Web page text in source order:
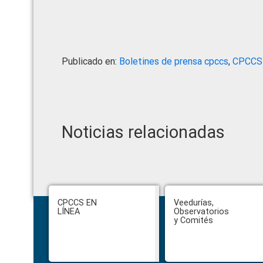
Publicado en: Boletines de prensa cpccs,
Noticias relacionadas
Footer
CPCCS EN
LÍNEA
Veedurías,
Observatorios
y Comités